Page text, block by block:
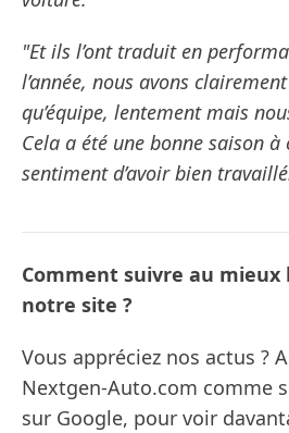
"Et ils l’ont traduit en
l’année, nous avons
qu’équipe, lentement mais
Cela a été une bonne saison à
sentiment d’avoir bien
Comment suivre au mieux
notre site ?
Vous appréciez nos actus ?
Nextgen-Auto.com comme
sur Google, pour voir